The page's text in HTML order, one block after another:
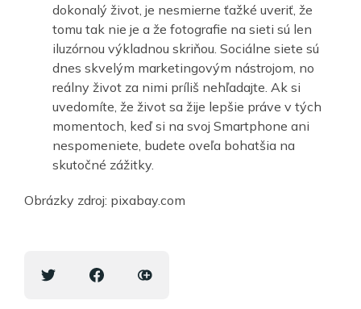
dokonalý život, je nesmierne ťažké uveriť, že
tomu tak nie je a že fotografie na sieti sú len
iluzórnou výkladnou skriňou. Sociálne siete sú
dnes skvelým marketingovým nástrojom, no
reálny život za nimi príliš nehľadajte. Ak si
uvedomíte, že život sa žije lepšie práve v tých
momentoch, keď si na svoj Smartphone ani
nespomeniete, budete oveľa bohatšia na
skutočné zážitky.
Obrázky zdroj: pixabay.com